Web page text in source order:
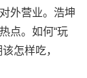
外营业。浩坤
点。如何“玩
怎样吃，